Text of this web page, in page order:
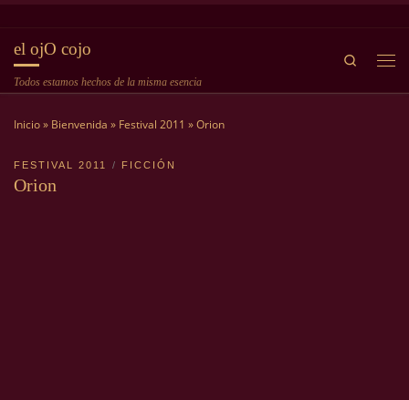
el ojO cojo
Todos estamos hechos de la misma esencia
Search
Inicio» Bienvenida » Festival 2011 »Orion
FESTIVAL 2011 FICCIÓN
Orion